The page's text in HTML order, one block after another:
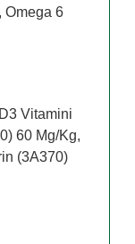
Omega 6
Vitamini
60 Mg/Kg,
(3A370)